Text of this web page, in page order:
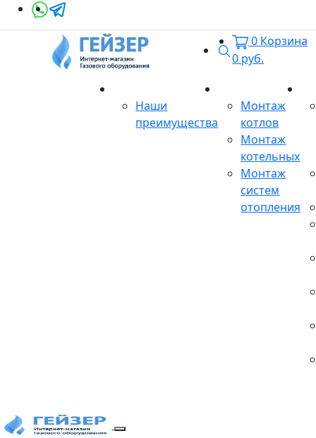
Поиск
0 Корзина
0 руб.
Наши
преимущества
Монтаж
котлов
Монтаж
котельных
Монтаж
систем
отопления